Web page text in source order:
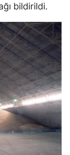
bildirildi.